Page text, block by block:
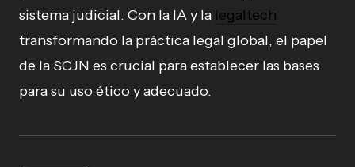
sistema judicial. Con la IA y la legaltech
transformando la práctica legal global, el papel
de la SCJN es crucial para establecer las bases
para su uso ético y adecuado.